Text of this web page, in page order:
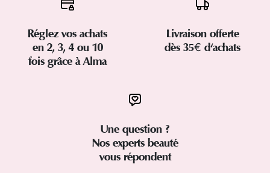
Réglez vos achats
en 2, 3, 4 ou 10
fois grâce à Alma
Livraison offerte
dès 35€ d'achats
Une question ?
Nos experts beauté
vous répondent